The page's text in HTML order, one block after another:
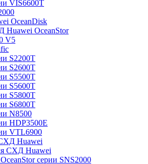
VIS6600T
OceanDisk
OceanStor
V5
S2200T
S2600T
S5500T
S5600T
S5800T
S6800T
N8500
HDP3500E
VTL6900
Huawei
СХД Huawei
серии SNS2000